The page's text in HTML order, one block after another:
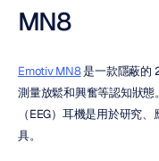
MN8
Emotiv MN8 是一款隱蔽的
測量放鬆和興奮等認知狀
（EEG）耳機是用於研究
具。